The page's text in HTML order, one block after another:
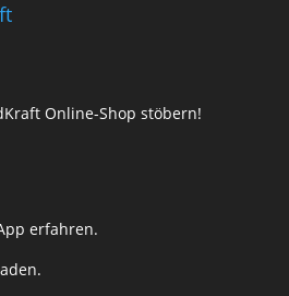
Online-Shop stöbern!
erfahren.